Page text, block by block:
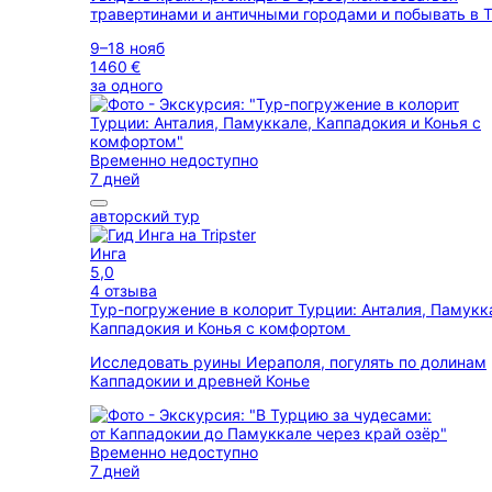
травертинами и античными городами и побывать в
9–18 нояб
1460 €
за одного
Временно недоступно
7 дней
авторский тур
Инга
5,0
4 отзыва
Тур-погружение в колорит Турции: Анталия,
Каппадокия и Конья с комфортом
Исследовать руины Иераполя, погулять по долинам
Каппадокии и древней Конье
Временно недоступно
7 дней